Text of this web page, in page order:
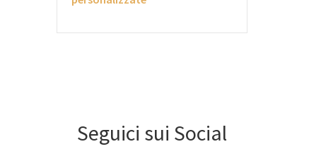
Seguici sui Social